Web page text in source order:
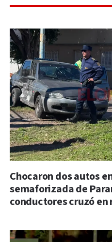
Chocaron dos autos
semaforizada de
conductores cruzó en